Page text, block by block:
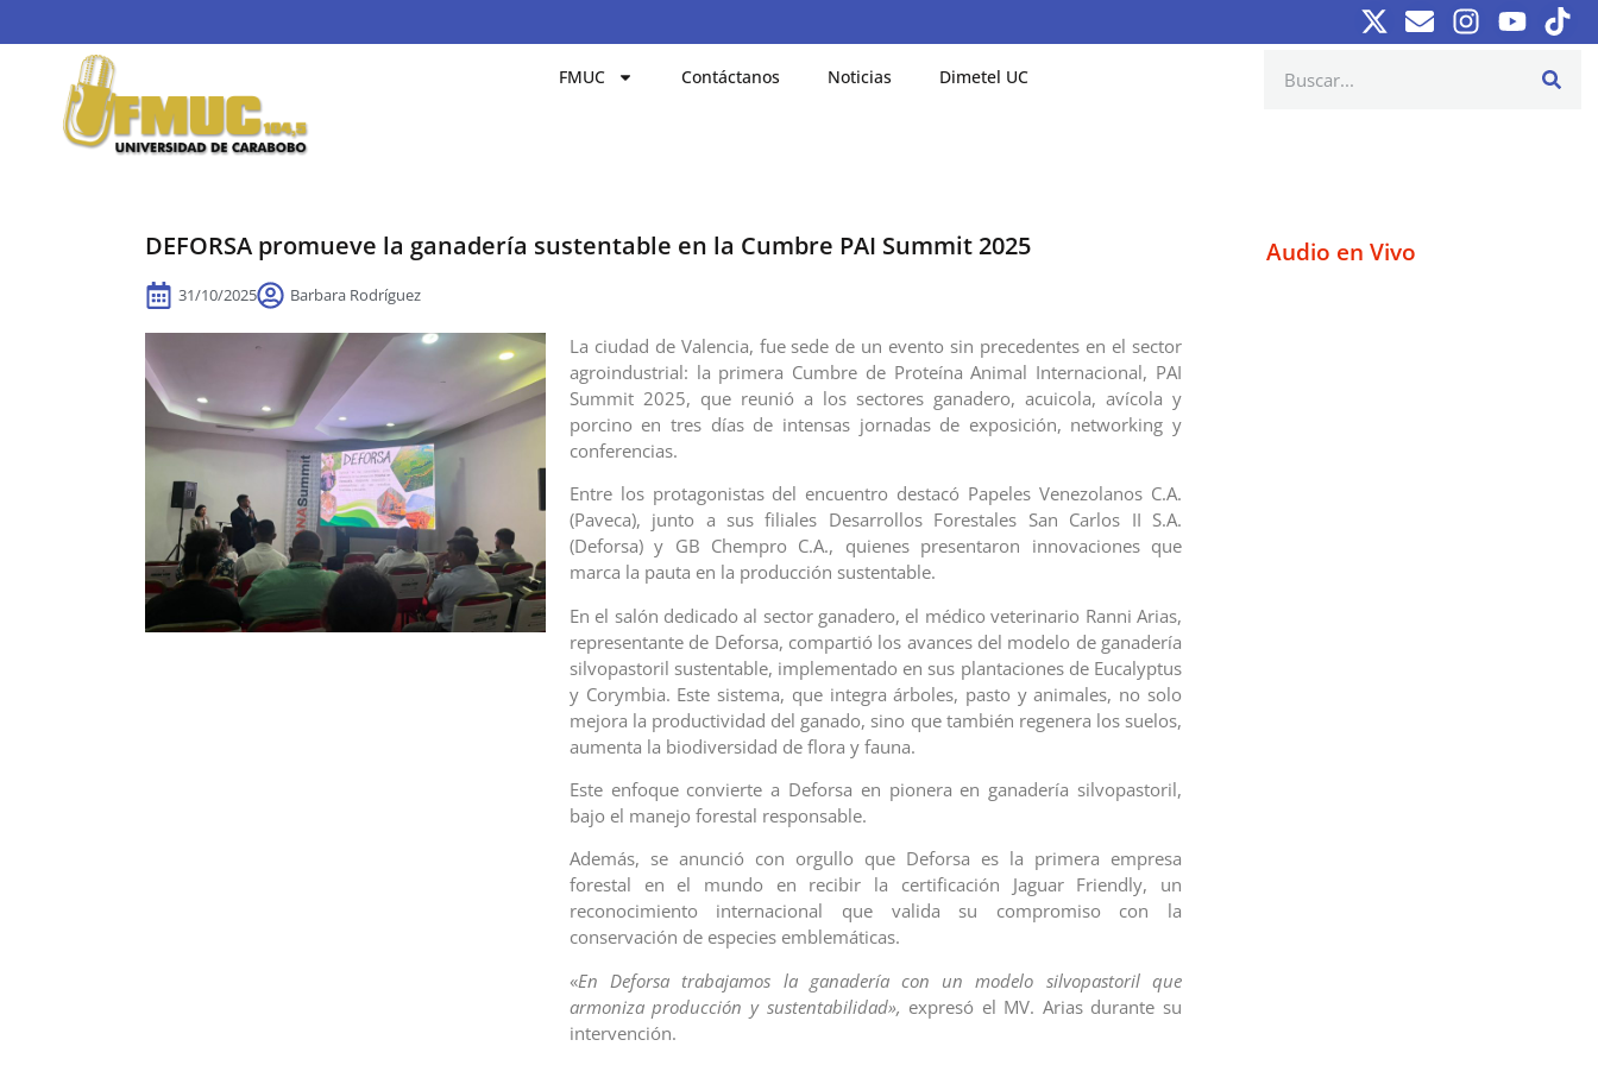
FMUC Contáctanos Noticias Dimetel UC
DEFORSA promueve la ganadería sustentable en la Cumbre PAI Summit 2025
31/10/2025 Barbara Rodríguez
La ciudad de Valencia, fue sede de un evento sin precedentes en el sector
agroindustrial: la primera Cumbre de Proteína Animal Internacional, PAI
Summit 2025, que reunió a los sectores ganadero, acuicola, avícola y
porcino en tres días de intensas jornadas de exposición, networking y
conferencias.
Entre los protagonistas del encuentro destacó Papeles Venezolanos C.A.
(Paveca), junto a sus filiales Desarrollos Forestales San Carlos II S.A.
(Deforsa) y GB Chempro C.A., quienes presentaron innovaciones que
marca la pauta en la producción sustentable.
En el salón dedicado al sector ganadero, el médico veterinario Ranni Arias,
representante de Deforsa, compartió los avances del modelo de ganadería
silvopastoril sustentable, implementado en sus plantaciones de Eucalyptus
y Corymbia. Este sistema, que integra árboles, pasto y animales, no solo
mejora la productividad del ganado, sino que también regenera los suelos,
aumenta la biodiversidad de flora y fauna.
Este enfoque convierte a Deforsa en pionera en ganadería silvopastoril,
bajo el manejo forestal responsable.
Además, se anunció con orgullo que Deforsa es la primera empresa
forestal en el mundo en recibir la certificación Jaguar Friendly, un
reconocimiento internacional que valida su compromiso con la
conservación de especies emblemáticas.
«En Deforsa trabajamos la ganadería con un modelo silvopastoril que
armoniza producción y sustentabilidad», expresó el MV. Arias durante su
intervención.
Audio en Vivo